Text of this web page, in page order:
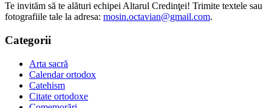
Te invităm să te alături echipei Altarul Credinţei! Trimite textele sau
fotografiile tale la adresa: mosin.octavian@gmail.com.
Categorii
Arta sacră
Calendar ortodox
Catehism
Citate ortodoxe